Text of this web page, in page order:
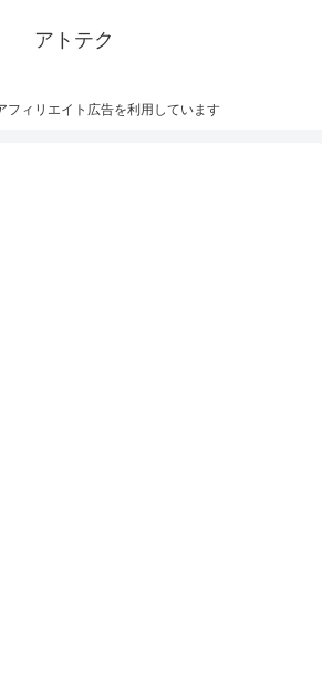
アトテク
フィリエイト広告を利用しています